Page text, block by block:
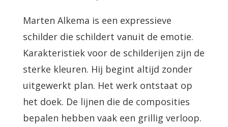
Marten Alkema is een expressieve
schilder die schildert vanuit de emotie.
Karakteristiek voor de schilderijen zijn de
sterke kleuren. Hij begint altijd zonder
uitgewerkt plan. Het werk ontstaat op
het doek. De lijnen die de composities
bepalen hebben vaak een grillig verloop.